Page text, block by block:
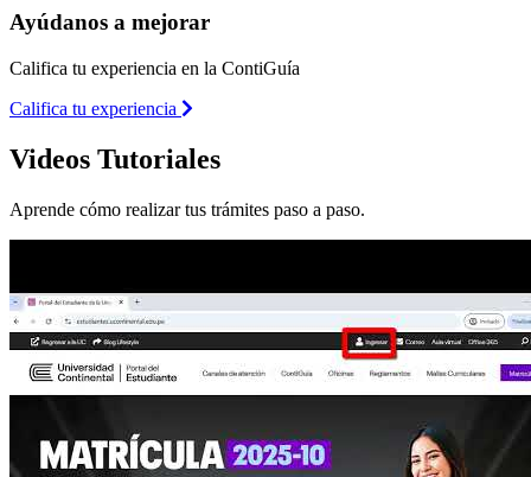
Ayúdanos a mejorar
Califica tu experiencia en la ContiGuía
Califica tu experiencia
Videos Tutoriales
Aprende cómo realizar tus trámites paso a paso.